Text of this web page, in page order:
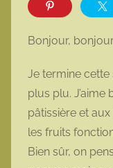
Bonjour,
Je termine cette
plus plu.
pâtissière et
les fruits
Bien sûr, on